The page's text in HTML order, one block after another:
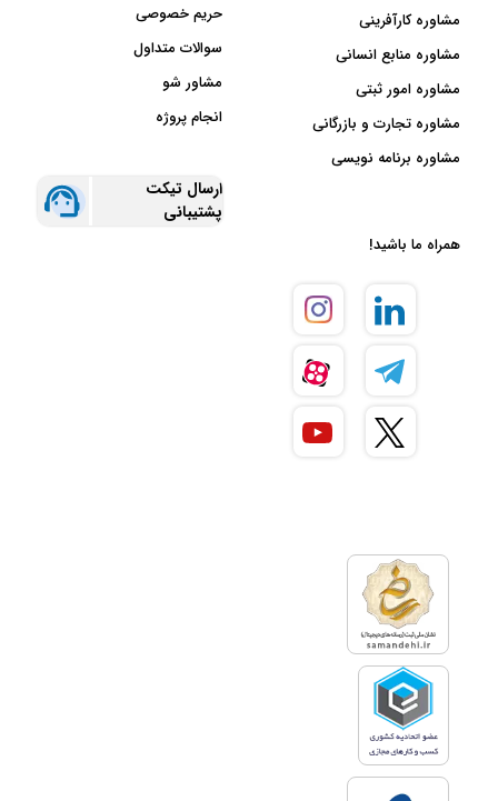
مشاوره کارآفرینی
مشاوره منابع انسانی
مشاوره امور ثبتی
مشاوره تجارت و بازرگانی
مشاوره برنامه نویسی
حریم خصوصی
سوالات متداول
مشاور شو
انجام پروژه
ارسال تیکت
پشتیبانی
همراه ما باشید!